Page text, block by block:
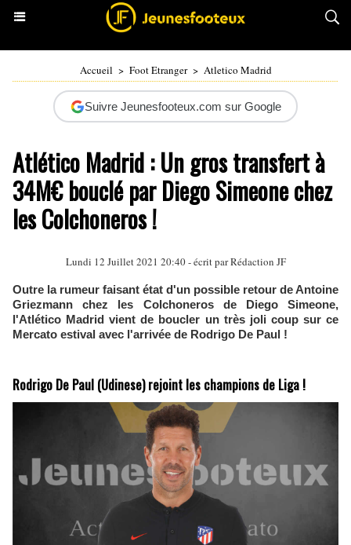
Accueil > Foot Etranger > Atletico Madrid
Suivre Jeunesfooteux.com sur Google
Atlético Madrid : Un gros transfert à
34M€ bouclé par Diego Simeone chez
les Colchoneros !
Lundi 12 Juillet 2021 20:40 - écrit par Rédaction JF
Outre la rumeur faisant état d'un possible retour de Antoine
Griezmann chez les Colchoneros de Diego Simeone,
l'Atlético Madrid vient de boucler un très joli coup sur ce
Mercato estival avec l'arrivée de Rodrigo De Paul !
Rodrigo De Paul (Udinese) rejoint les champions de Liga !